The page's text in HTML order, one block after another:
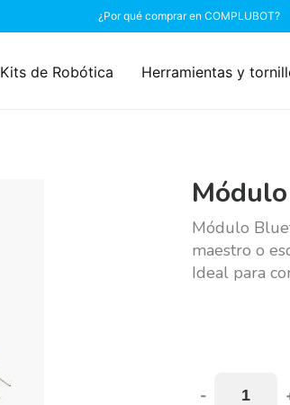
¿Por qué comprar en COMPLUBOT?
Kits de Robótica Herramientas y
Módulo
maestro o
Ideal para
-